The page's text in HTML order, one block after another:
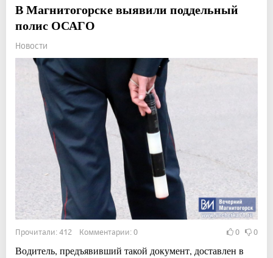
В Магнитогорске выявили поддельный
полис ОСАГО
Новости
Прочитали: 412 Комментарии: 0 0 0
Водитель, предъявивший такой документ, доставлен в